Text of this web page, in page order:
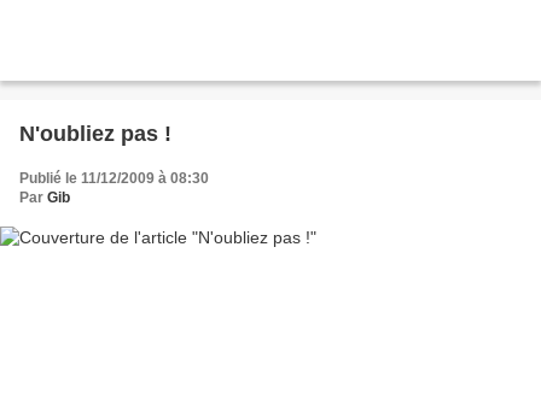
N'oubliez pas !
Publié le 11/12/2009 à 08:30
Par Gib